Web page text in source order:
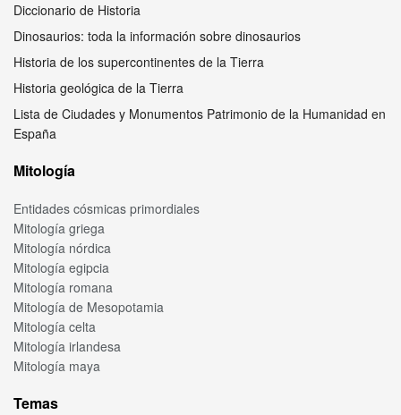
Diccionario de Historia
Dinosaurios: toda la información sobre dinosaurios
Historia de los supercontinentes de la Tierra
Historia geológica de la Tierra
Lista de Ciudades y Monumentos Patrimonio de la Humanidad en
España
Mitología
Entidades cósmicas primordiales
Mitología griega
Mitología nórdica
Mitología egipcia
Mitología romana
Mitología de Mesopotamia
Mitología celta
Mitología irlandesa
Mitología maya
Temas